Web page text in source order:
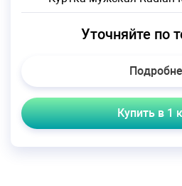
Уточняйте по
Купить в 1